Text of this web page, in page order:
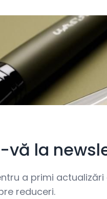
vă la
a primi
reduceri.